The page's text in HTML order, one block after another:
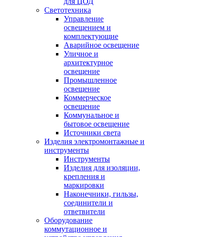
Светотехника
Управление
освещением и
комплектующие
Аварийное освещение
Уличное и
архитектурное
освещение
Промышленное
освещение
Коммерческое
освещение
Коммунальное и
бытовое освещение
Источники света
Изделия электромонтажные и
инструменты
Инструменты
Изделия для изоляции,
крепления и
маркировки
Наконечники, гильзы,
соединители и
ответвители
Оборудование
коммутационное и